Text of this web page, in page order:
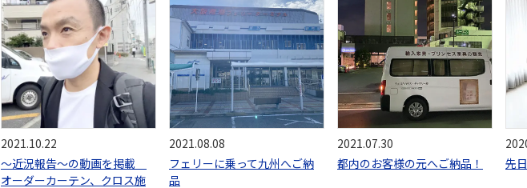
2021.10.22
〜近況報告〜の動画を掲載
オーダーカーテン、クロス施
2021.08.08
フェリーに乗って九州へご納
品
2021.07.30
都内のお客様の元へご納品！
先